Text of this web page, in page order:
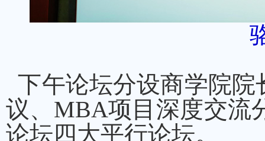
下午论坛分设商学院
议、MBA项目深度交流
论坛四大平行论坛。